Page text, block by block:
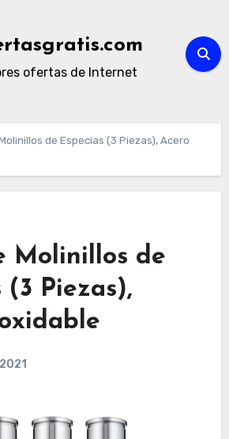
ofertas de Internet
de Especias (3 Piezas), Acero
Molinillos de
(3 Piezas),